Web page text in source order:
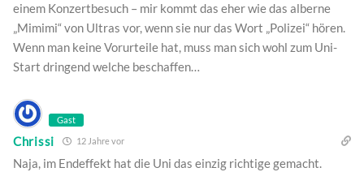
einem Konzertbesuch – mir kommt das eher wie das alberne
„Mimimi“ von Ultras vor, wenn sie nur das Wort „Polizei“ hören.
Wenn man keine Vorurteile hat, muss man sich wohl zum Uni-
Start dringend welche beschaffen…
Gast
Chrissi 12 Jahre vor
Naja, im Endeffekt hat die Uni das einzig richtige gemacht.